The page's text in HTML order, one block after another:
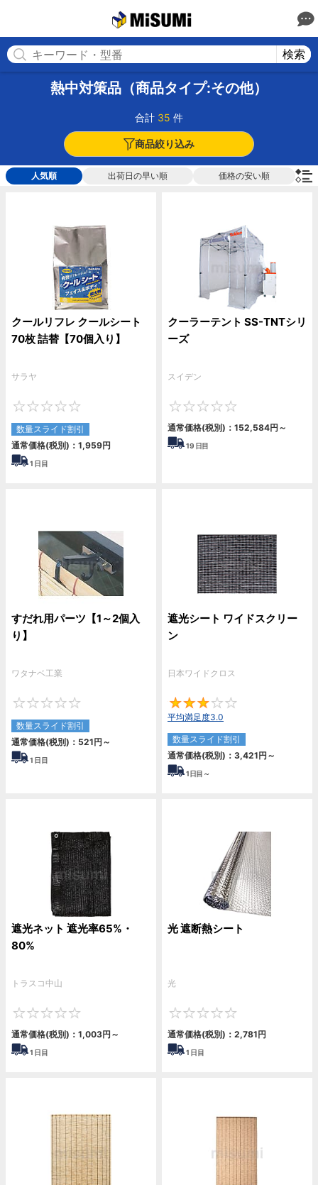
検索
熱中対策品（商品タイプ:その他）
合計 35 件
商品絞り込み
人気順 出荷日の早い順 価格の安い順
クールリフレ クールシート
70枚 詰替【70個入り】
サラヤ
数量スライド割引
通常価格(税別)： 1,959円
1 日目
クーラーテント SS-TNTシリ
ーズ
スイデン
通常価格(税別)： 152,584円 ～
19 日目
すだれ用パーツ【1～2個入
り】
ワタナベ工業
数量スライド割引
通常価格(税別)： 521円 ～
1 日目
遮光シート ワイドスクリー
ン
日本ワイドクロス
平均満足度3.0
数量スライド割引
通常価格(税別)： 3,421円 ～
1日目～
遮光ネット 遮光率65%・
80%
トラスコ中山
通常価格(税別)： 1,003円 ～
1 日目
光 遮断熱シート
光
通常価格(税別)： 2,781円
1 日目